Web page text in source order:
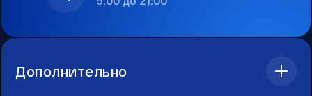
Дополнительно